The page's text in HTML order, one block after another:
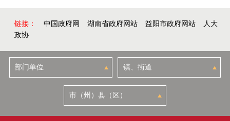
链接： 中国政府网 湖南省政府网站 益阳市政府网站
人大
政协